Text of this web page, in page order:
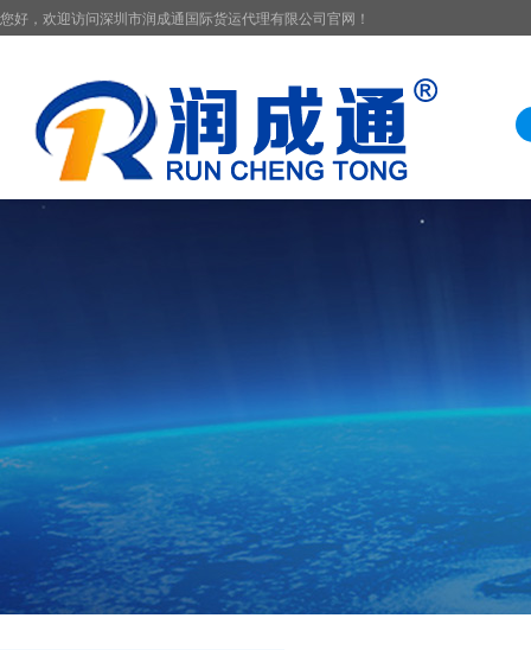
您好，欢迎访问深圳市润成通国际货运代理有限公司官网！